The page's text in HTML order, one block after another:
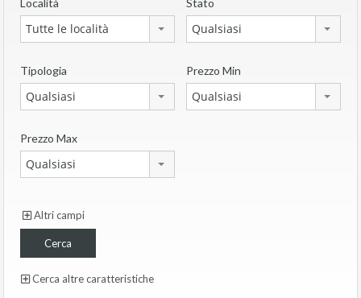
Tutte le località Qualsiasi
Tipologia
Qualsiasi
Prezzo Min
Qualsiasi
Prezzo Max
Qualsiasi
Altri campi
Cerca altre caratteristiche